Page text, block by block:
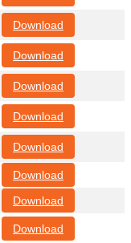
Download
Download
Download
Download
Download
Download
Download
Download